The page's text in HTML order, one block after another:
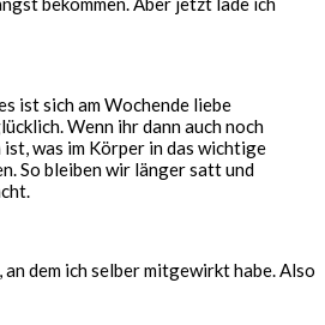
ist sich am Wochende liebe
Wenn ihr dann auch noch
was im Körper in das wichtige
So bleiben wir länger satt und
dem ich selber mitgewirkt habe. Also